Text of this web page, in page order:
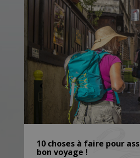
10 choses à faire pour
bon voyage !